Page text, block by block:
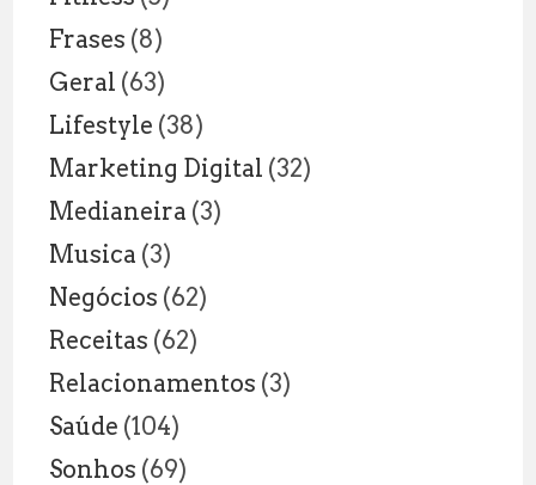
Frases (8)
Geral (63)
Lifestyle (38)
Marketing Digital (32)
Medianeira (3)
Musica (3)
Negócios (62)
Receitas (62)
Relacionamentos (3)
Saúde (104)
Sonhos (69)